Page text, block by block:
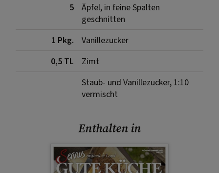
5
Äpfel, in feine Spalten
geschnitten
1 Pkg.
Vanillezucker
0,5 TL
Zimt
Staub- und Vanillezucker, 1:10
vermischt
Enthalten in